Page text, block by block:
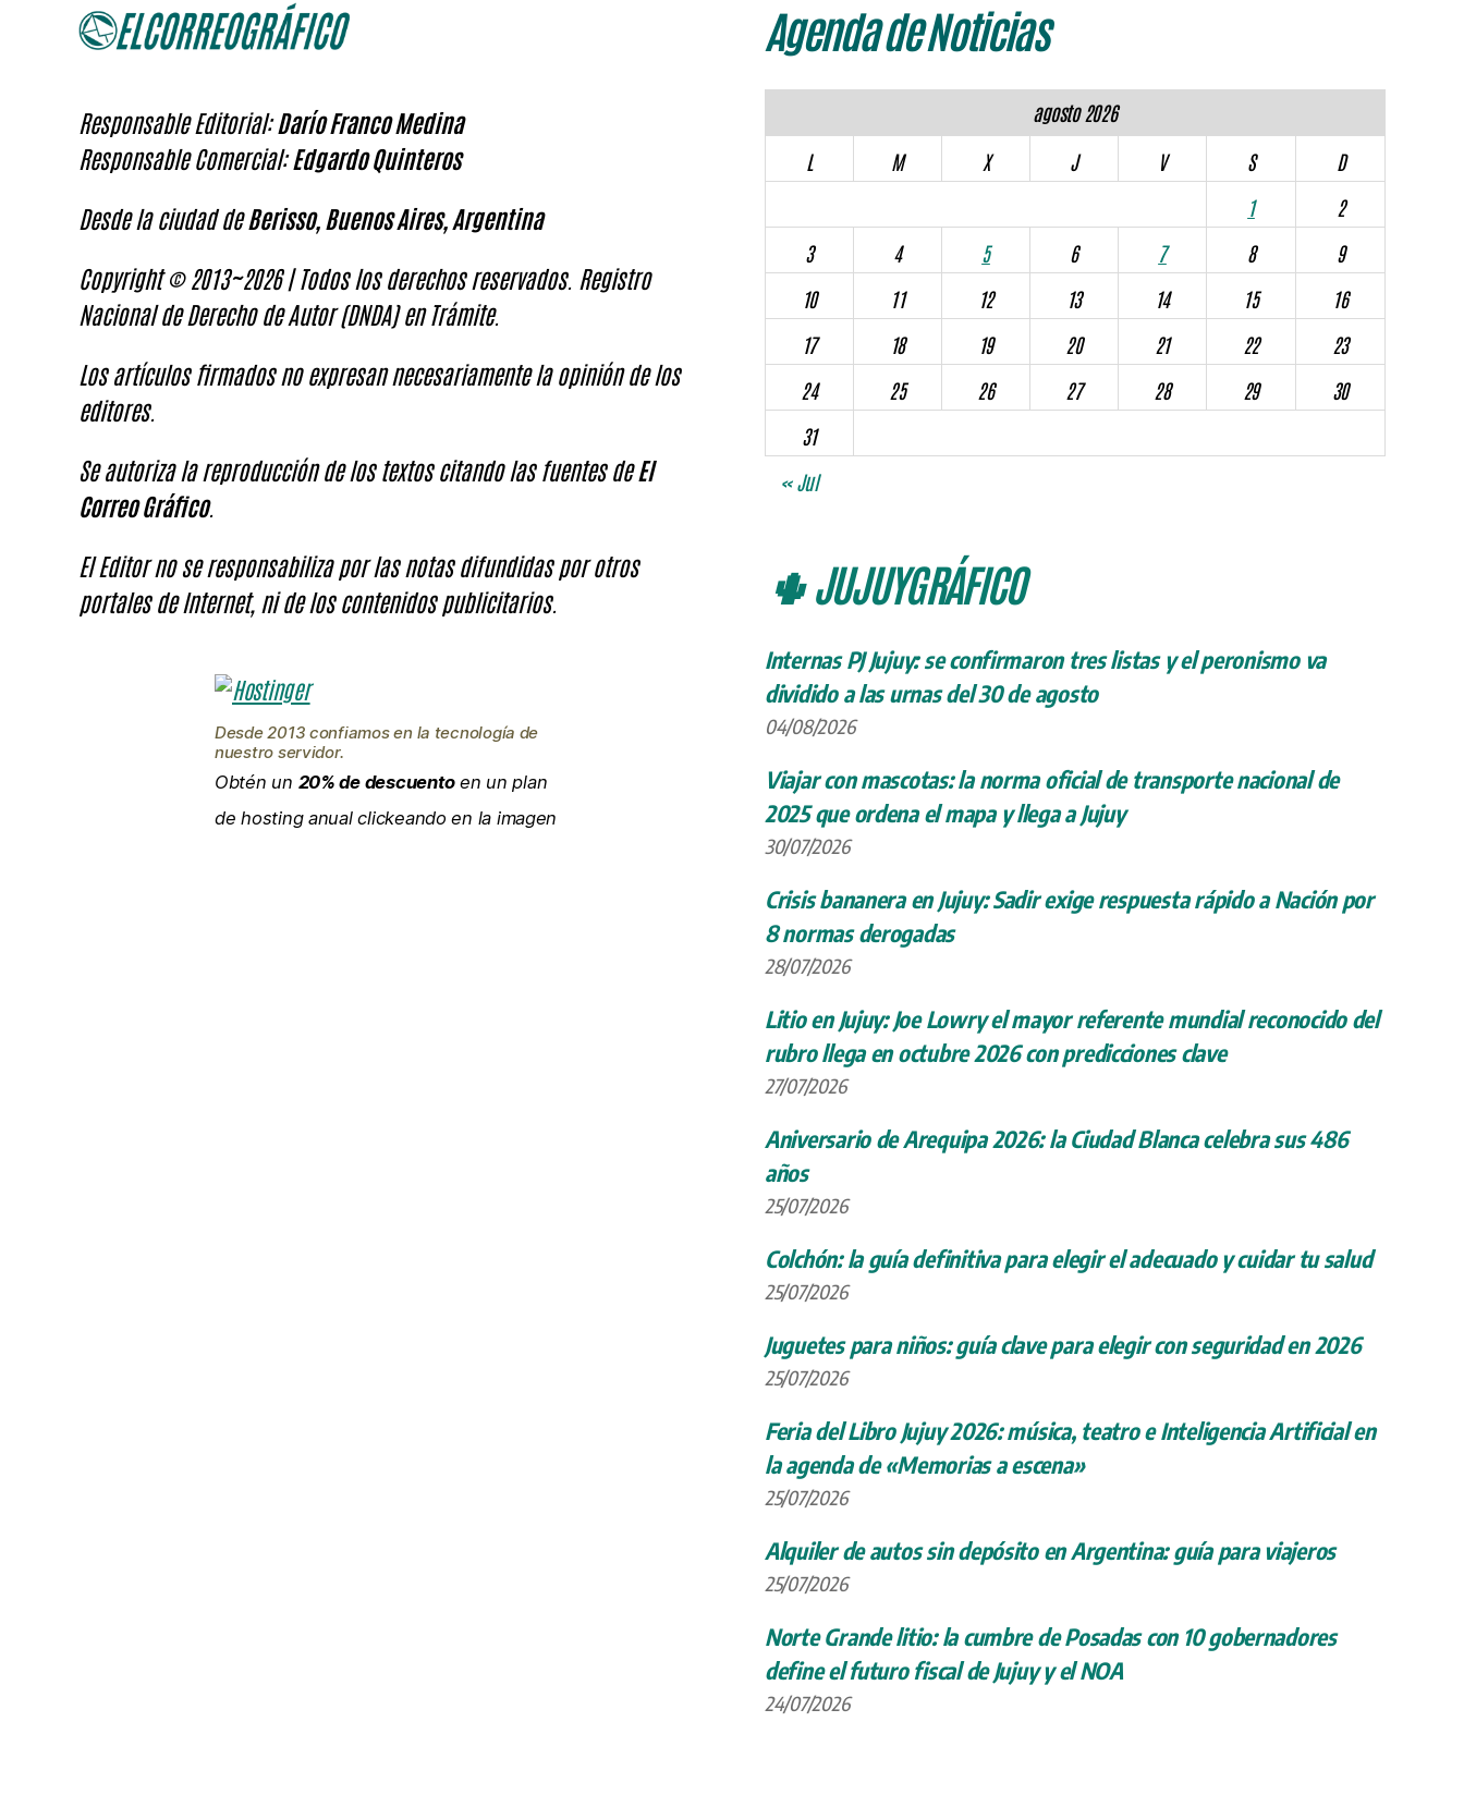
Responsable Editorial:Darío Franco Medina
Responsable Comercial:Edgardo Quinteros
Desde la ciudad deBerisso, Buenos Aires, Argentina
Copyright © 2013~2026 | Todos los derechos reservados. Registro
Nacional de Derecho de Autor (DNDA) en Trámite.
Los artículos firmados no expresan necesariamente la opinión de los
editores.
Se autoriza la reproducción de los textos citando las fuentes deEl
Correo Gráfico.
El Editor no se responsabiliza por las notas difundidas por otros
portales de Internet, ni de los contenidos publicitarios.
Desde 2013 confiamos en la tecnología de
nuestro servidor.
Obtén un 20% de descuentoen un plan
de hosting anual clickeando en la imagen
Agenda de Noticias
agosto 2026
L
M X J V S
D
1
2
3
4 5 6 7 8
9
10
11 12 13 14 15
16
17
18 19 20 21 22
23
24
25 26 27 28 29
30
31
« Jul
🌵 JUJUYGRÁFICO
Internas PJ Jujuy: se confirmaron tres listas y el peronismo va
dividido a las urnas del 30 de agosto
04/08/2026
Viajar con mascotas: la norma oficial de transporte nacional de
2025 que ordena el mapa y llega a Jujuy
30/07/2026
Crisis bananera en Jujuy: Sadir exige respuesta rápido a Nación por
8 normas derogadas
28/07/2026
Litio en Jujuy: Joe Lowry el mayor referente mundial reconocido del
rubro llega en octubre 2026 con predicciones clave
27/07/2026
Aniversario de Arequipa 2026: la Ciudad Blanca celebra sus 486
años
25/07/2026
Colchón: la guía definitiva para elegir el adecuado y cuidar tu salud
25/07/2026
Juguetes para niños: guía clave para elegir con seguridad en 2026
25/07/2026
Feria del Libro Jujuy 2026: música, teatro e Inteligencia Artificial en
la agenda de «Memorias a escena»
25/07/2026
Alquiler de autos sin depósito en Argentina: guía para viajeros
25/07/2026
Norte Grande litio: la cumbre de Posadas con 10 gobernadores
define el futuro fiscal de Jujuy y el NOA
24/07/2026